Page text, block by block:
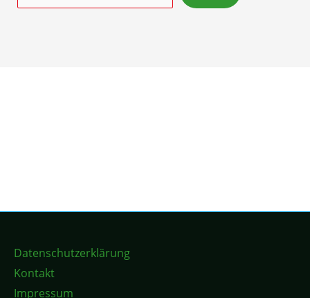
Datenschutzerklärung
Kontakt
Impressum